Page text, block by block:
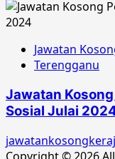
Jawatan
Terengganu
Jawatan
Sosial Julai
Copyright © 2026